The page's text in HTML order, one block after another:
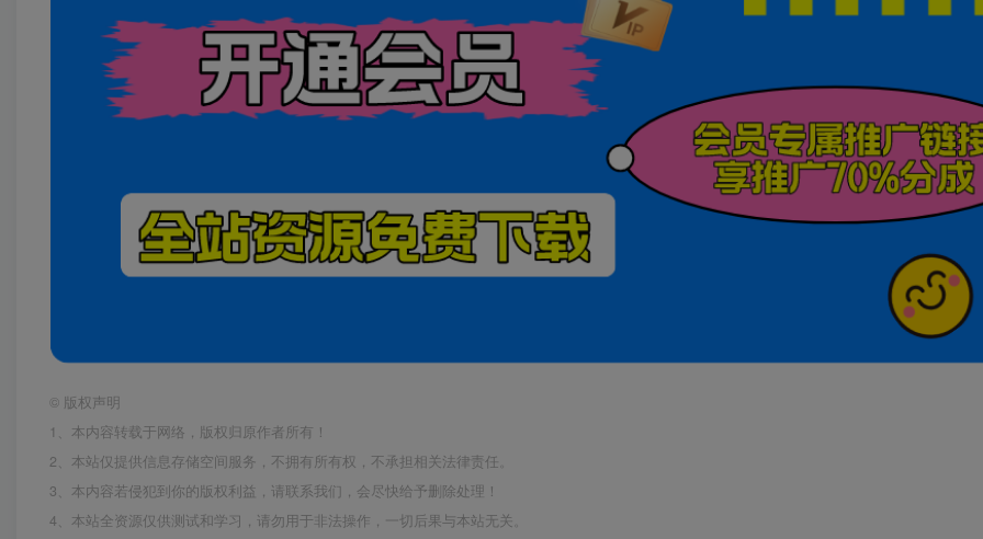
© 版权声明
1、本内容转载于网络，版权归原作者所有！
2、本站仅提供信息存储空间服务，不拥有所有权，不承担相关法律责任。
3、本内容若侵犯到你的版权利益，请联系我们，会尽快给予删除处理！
4、本站全资源仅供测试和学习，请勿用于非法操作，一切后果与本站无关。